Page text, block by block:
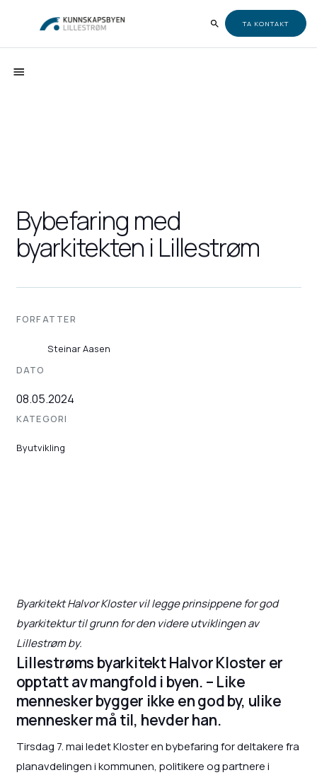
TA KONTAKT
Bybefaring med
byarkitekten i Lillestrøm
FORFATTER
Steinar Aasen
DATO
08.05.2024
KATEGORI
Byutvikling
Byarkitekt Halvor Kloster vil legge prinsippene for god
byarkitektur til grunn for den videre utviklingen av
Lillestrøm by.
Lillestrøms byarkitekt Halvor Kloster er
opptatt av mangfold i byen. – Like
mennesker bygger ikke en god by, ulike
mennesker må til, hevder han.
Tirsdag 7. mai ledet Kloster en bybefaring for deltakere fra
planavdelingen i kommunen, politikere og partnere i